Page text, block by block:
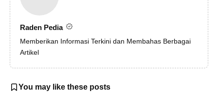
Raden Pedia
Memberikan Informasi Terkini dan Membahas Berbagai
Artikel
You may like these posts